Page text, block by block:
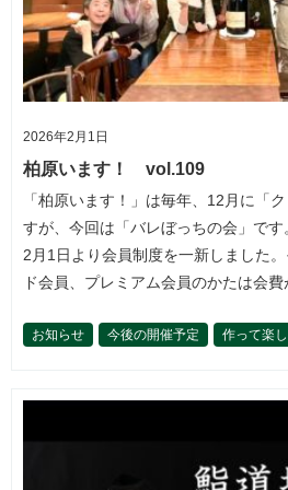
2026年2月1日
柏原います！ vol.109
「柏原います！」は毎年、12月に「
すが、今回は「バレぼっちの会」です
2月1日より会員制度を一新しました
ド会員、プレミアム会員のかたは会費
お知らせ 今後の開催予定 作って楽